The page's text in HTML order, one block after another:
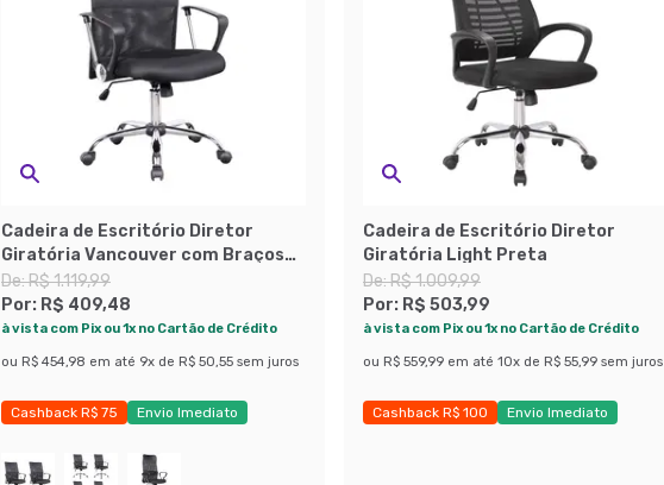
Cadeira de Escritório Diretor
Giratória Vancouver com Braços
Preta
De:R$ 1.119,99
Por: R$ 409,48
à vista com Pix ou 1x no Cartão de Crédito
ou R$ 454,98 em até 9x de R$ 50,55 sem juros
Cashback R$ 75
Envio Imediato
Cadeira de Escritório Diretor
Giratória Light Preta
De:R$ 1.009,99
Por: R$ 503,99
à vista com Pix ou 1x no Cartão de Crédito
ou R$ 559,99 em até 10x de R$ 55,99 sem juros
Cashback R$ 100
Envio Imediato